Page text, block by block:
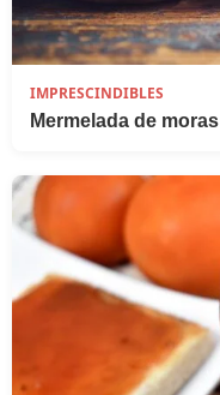
IMPRESCINDIBLES
Mermelada de moras